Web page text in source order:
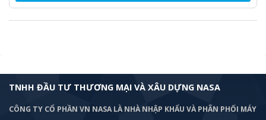
TNHH ĐẦU TƯ THƯƠNG MẠI VÀ XÂU DỰNG NASA
CÔNG TY CỔ PHẦN VN NASA LÀ NHÀ NHẬP KHẨU VÀ PHÂN PHỐI MÁY